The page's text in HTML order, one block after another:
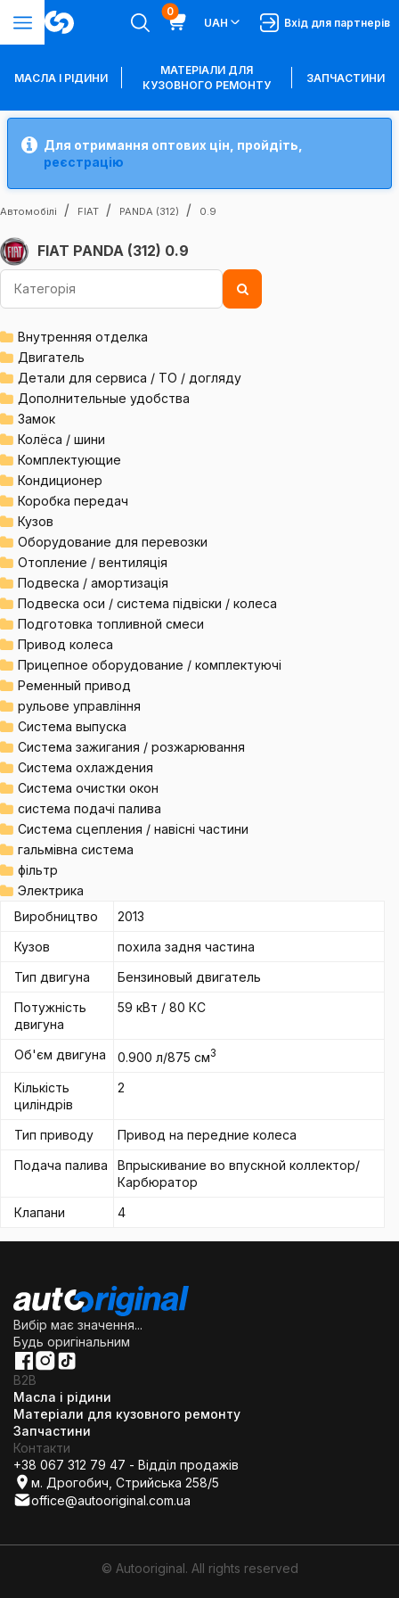
0
UAH
Вхід для партнерів
МАСЛА І РІДИНИ
МАТЕРІАЛИ ДЛЯ
КУЗОВНОГО РЕМОНТУ
ЗАПЧАСТИНИ
Для отримання оптових цін, пройдіть,
реєстрацію
Автомобілі FIAT PANDA (312) 0.9
FIAT PANDA (312) 0.9
Внутренняя отделка
Двигатель
Детали для сервиса / ТО / догляду
Дополнительные удобства
Замок
Колёса / шини
Комплектующие
Кондиционер
Коробка передач
Кузов
Оборудование для перевозки
Отопление / вентиляція
Подвеска / амортизація
Подвеска оси / система підвіски / колеса
Подготовка топливной смеси
Привод колеса
Прицепное оборудование / комплектуючі
Ременный привод
рульове управління
Система выпуска
Система зажигания / розжарювання
Система охлаждения
Система очистки окон
система подачі палива
Система сцепления / навісні частини
гальмівна система
фільтр
Электрика
Виробництво
2013
Кузов
похила задня частина
Тип двигуна
Бензиновый двигатель
Потужність
двигуна
59 кВт / 80 КС
Об'єм двигуна 0.900 л/875 см3
Кількість
циліндрів
2
Тип приводу
Привод на передние колеса
Подача палива
Впрыскивание во впускной коллектор/
Карбюратор
Клапани
4
Вибір має значення...
Будь оригінальним
B2B
Масла і рідини
Матеріали для кузовного ремонту
Запчастини
Контакти
+38 067 312 79 47 - Відділ продажів
м. Дрогобич, Стрийська 258/5
office@autooriginal.com.ua
© Autooriginal. All rights reserved